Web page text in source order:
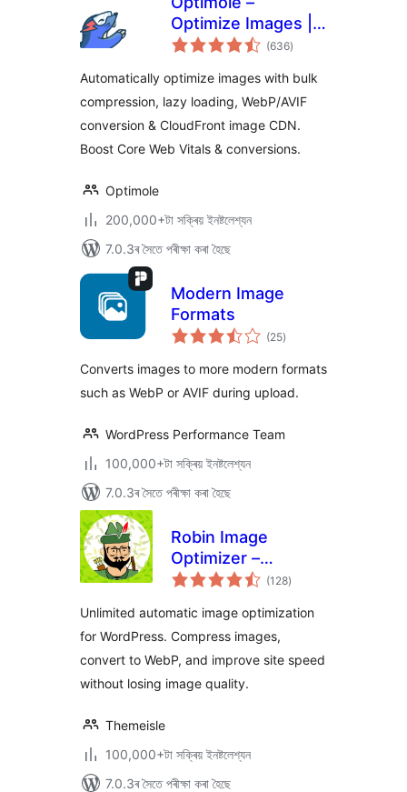
Optimize Images |
Convert WebP &
Load | Image
Optimization
(636টা
মুঠ)
Automatically optimize images with bulk
compression, lazy loading, WebP/AVIF
conversion & CloudFront image CDN.
Boost Core Web Vitals & conversions.
Optimole
200,000+টা সক্ৰিয় ইনষ্টলেশ্যন
7.0.3ৰ সৈতে পৰীক্ষা কৰা হৈছে
Modern Image
Formats
(25টা
মুঠ)
Converts images to more modern formats
such as WebP or AVIF during upload.
WordPress Performance Team
100,000+টা সক্ৰিয় ইনষ্টলেশ্যন
7.0.3ৰ সৈতে পৰীক্ষা কৰা হৈছে
Robin Image
Optimizer –
Unlimited Image
& AVIF
(128টা
মুঠ)
Unlimited automatic image optimization
for WordPress. Compress images,
convert to WebP, and improve site speed
without losing image quality.
Themeisle
100,000+টা সক্ৰিয় ইনষ্টলেশ্যন
7.0.3ৰ সৈতে পৰীক্ষা কৰা হৈছে